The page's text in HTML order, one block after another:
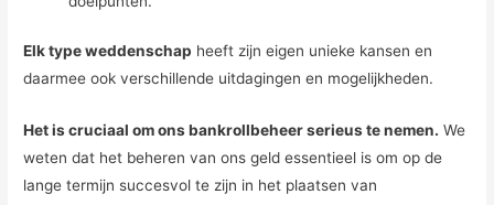
Elk type weddenschap heeft zijn eigen unieke kansen en
daarmee ook verschillende uitdagingen en mogelijkheden.
Het is cruciaal om ons bankrollbeheer serieus te nemen. We
weten dat het beheren van ons geld essentieel is om op de
lange termijn succesvol te zijn in het plaatsen van